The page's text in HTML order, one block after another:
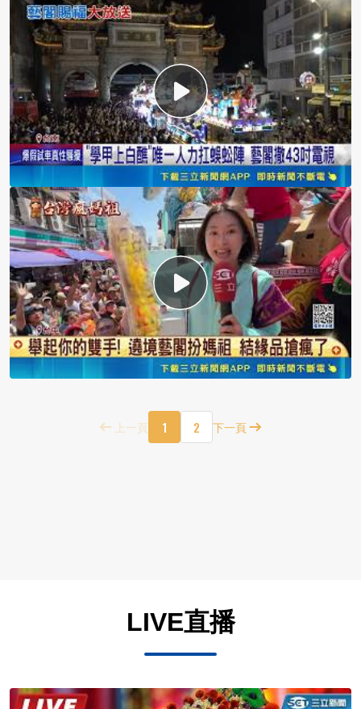
上一頁 1 2 下一頁
LIVE直播